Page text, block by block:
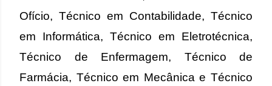
Ofício, Técnico em Contabilidade, Técnico
em Informática, Técnico em Eletrotécnica,
Técnico de Enfermagem, Técnico de
Farmácia, Técnico em Mecânica e Técnico